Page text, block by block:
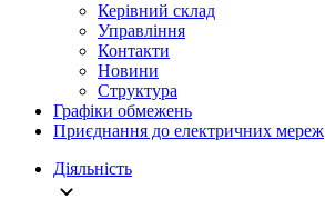
Керівний склад
Управління
Контакти
Новини
Структура
Графіки обмежень
Приєднання до електричних мереж
Діяльність